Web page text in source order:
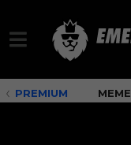
PREMIUM MEME